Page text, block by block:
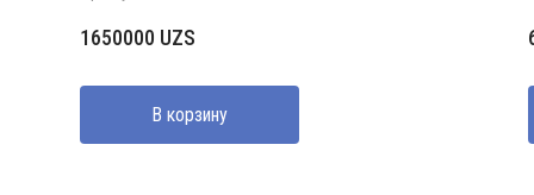
1650000 UZS
В корзину